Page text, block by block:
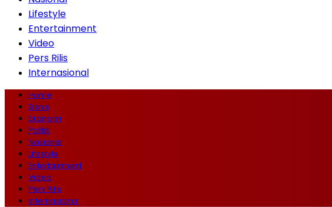
Lifestyle
Entertainment
Video
Pers Rilis
Internasional
Home
Bisnis
Ekonomi
Politik
Nasional
Lifestyle
Entertainment
Video
Pers Rilis
Internasional